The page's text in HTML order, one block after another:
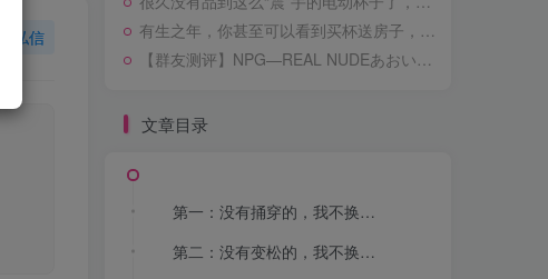
私信
有生之年，你甚至可以看到买杯送房子，包装非常花哨，本体体验也不算太差，kaguyano—洛蒂测评
【群友测评】NPG—REAL NUDEあおい测评，事实证明不要去选停产的上古时代飞机杯
文章目录
第一：没有捅穿的，我不换，没捅穿，那说明还可以凿，我换它干嘛？
第二：没有变松的，我不换，没有变松，那说明还夹得住牛牛，我换它干嘛?